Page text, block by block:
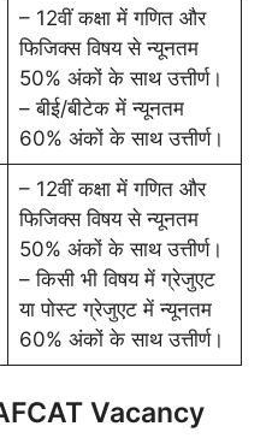
– 12वीं कक्षा में गणित और
फिजिक्स विषय से न्यूनतम
50% अंकों के साथ उत्तीर्ण।
– बीई/बीटेक में न्यूनतम
60% अंकों के साथ उत्तीर्ण।
– 12वीं कक्षा में गणित और
फिजिक्स विषय से न्यूनतम
50% अंकों के साथ उत्तीर्ण।
– किसी भी विषय में ग्रेजुएट
या पोस्ट ग्रेजुएट में न्यूनतम
60% अंकों के साथ उत्तीर्ण।
Vacancy